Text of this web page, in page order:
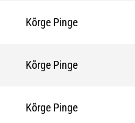
Kõrge Pinge
Kõrge Pinge
Kõrge Pinge